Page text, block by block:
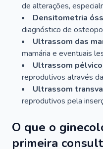
de alterações,
Densitometria
diagnóstico de
Ultrassom das
mamária e eventuais
Ultrassom
reprodutivos através
Ultrassom
reprodutivos pela
O que o
primeira